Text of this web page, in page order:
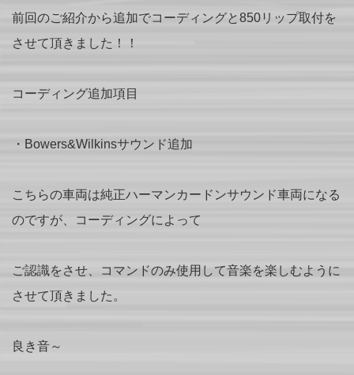
前回のご紹介から追加でコーディングと850リップ取付を
させて頂きました！！
コーディング追加項目
・Bowers&Wilkinsサウンド追加
こちらの車両は純正ハーマンカードンサウンド車両になる
のですが、コーディングによって
ご認識をさせ、コマンドのみ使用して音楽を楽しむように
させて頂きました。
良き音～